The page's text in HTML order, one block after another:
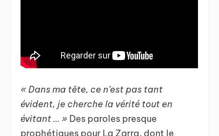
« Dans ma tête, ce n’est pas tant
évident, je cherche la vérité tout en
évitant … » Des paroles presque
prophétiques pour La Zarra, dont le